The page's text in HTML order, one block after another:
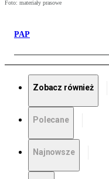
Foto: materiały prasowe
PAP
Zobacz również
Polecane
Najnowsze